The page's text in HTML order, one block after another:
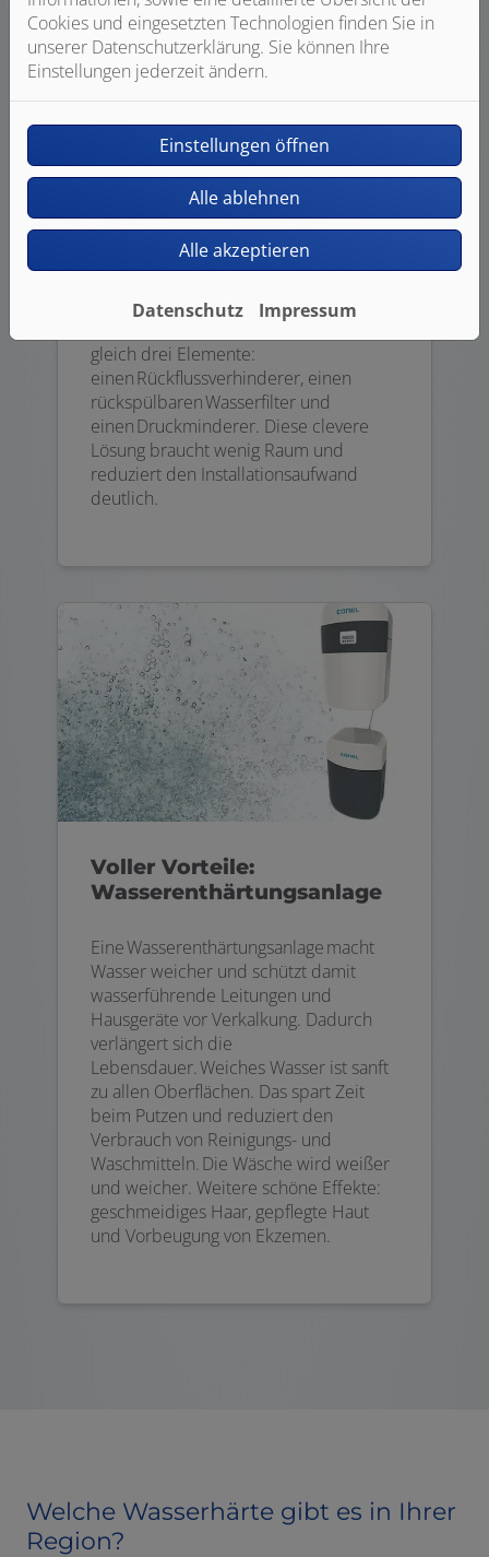
Einfach kompakt:
Hauswasserstation
gleich drei Elemente:
einen Rückflussverhinderer, einen
rückspülbaren Wasserfilter und
einen Druckminderer. Diese clevere
Lösung braucht wenig Raum und
reduziert den Installationsaufwand
deutlich.
Voller Vorteile:
Wasserenthärtungsanlage
Eine Wasserenthärtungsanlage macht
Wasser weicher und schützt damit
wasserführende Leitungen und
Hausgeräte vor Verkalkung. Dadurch
verlängert sich die
Lebensdauer. Weiches Wasser ist sanft
zu allen Oberflächen. Das spart Zeit
beim Putzen und reduziert den
Verbrauch von Reinigungs- und
Waschmitteln. Die Wäsche wird weißer
und weicher. Weitere schöne Effekte:
geschmeidiges Haar, gepflegte Haut
und Vorbeugung von Ekzemen.
Welche Wasserhärte gibt es in Ihrer
Region?
Cookies und eingesetzten Technologien finden Sie in
unserer Datenschutzerklärung. Sie können Ihre
Einstellungen jederzeit ändern.
Einstellungen öffnen
Alle ablehnen
Alle akzeptieren
Datenschutz Impressum